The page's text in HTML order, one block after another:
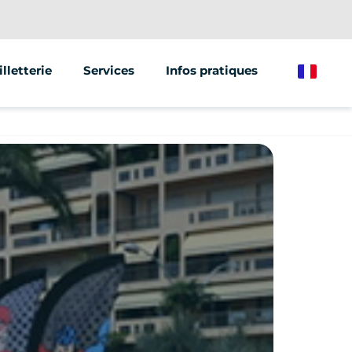
et team building
en famille
ticket sport
Services
Street marketing
Vente de véhicules
Infos pratiques